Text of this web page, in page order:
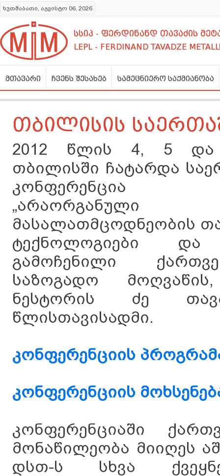
ხუთშაბათი, აგვისტო 06, 2026
სსიპ - ფერდინანდ თავაძის
LEPL - FERDINAND TAVADZE
მთავარი ჩვენს შესახებ სამეცნიერო საქმიანობა
თბილისის
2012 წლის 4, 5 და
თბილისში ჩატარდა
კონფერენცია
„არაორგანული
მასალათმცოდნეობის
ტექნოლოგიები და
გამოჩენილი
საზოგადო
ნესტორის ძე
წლისთავისადმი.
კონფერენციის
კონფერენციის
კონფერენციაში
მონაწილეობა მიიღეს
დსთ-ს სხვა